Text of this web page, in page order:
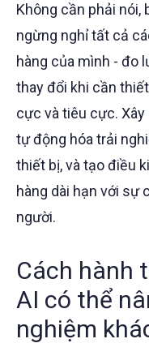
Không cần phải nói,
ngừng nghỉ tất cả
hàng của mình - đo
thay đổi khi cần
cực và tiêu cực.
tự động hóa trải
thiết bị, và tạo điều
hàng dài hạn với sự
người.
Cách hành
AI có thể
nghiệm